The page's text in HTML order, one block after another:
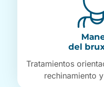
del
Tratamientos
rechinamiento